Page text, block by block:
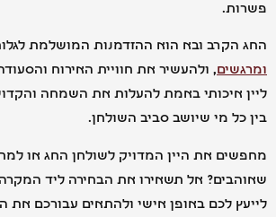
ובא הוא ההזדמנות המושלמת לגלות
, ולהעשיר את חוויית האירוח והסעודה
איכותי באמת להעלות את השמחה והקדושה
מי שיושב סביב השולחן.
את היין המדויק לשולחן החג או למתנה
אל תשאירו את הבחירה ליד המקרה.
לכם באופן אישי ולהתאים עבורכם את